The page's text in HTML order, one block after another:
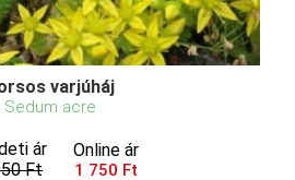
varjúháj
Sedum acre
ár
Ft
Online ár
1 750 Ft